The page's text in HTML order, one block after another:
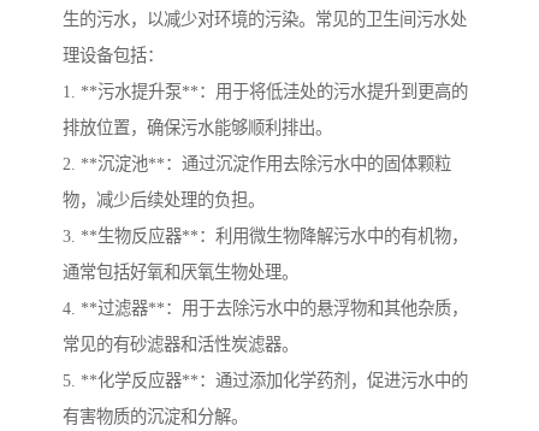
生的污水，以减少对环境的污染。常见的卫生间污水处
理设备包括：
1. **污水提升泵**：用于将低洼处的污水提升到更高的
排放位置，确保污水能够顺利排出。
2. **沉淀池**：通过沉淀作用去除污水中的固体颗粒
物，减少后续处理的负担。
3. **生物反应器**：利用微生物降解污水中的有机物，
通常包括好氧和厌氧生物处理。
4. **过滤器**：用于去除污水中的悬浮物和其他杂质，
常见的有砂滤器和活性炭滤器。
5. **化学反应器**：通过添加化学药剂，促进污水中的
有害物质的沉淀和分解。